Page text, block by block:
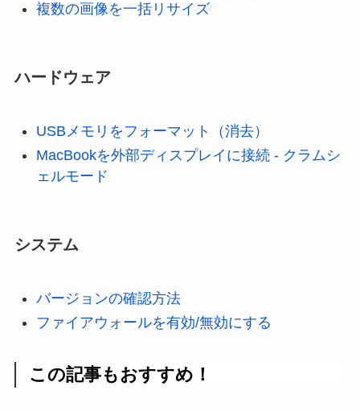
複数の画像を一括リサイズ
ハードウェア
USBメモリをフォーマット（消去）
MacBookを外部ディスプレイに接続 - クラムシ
ェルモード
システム
バージョンの確認方法
ファイアウォールを有効/無効にする
この記事もおすすめ！